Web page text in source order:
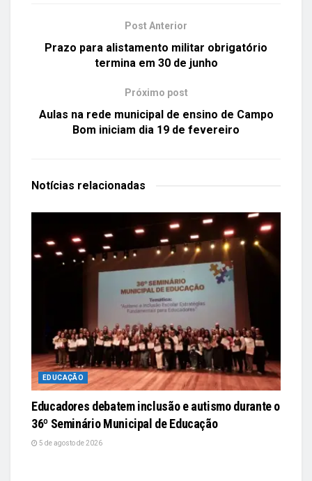
Post Anterior
Prazo para alistamento militar obrigatório
termina em 30 de junho
Próximo post
Aulas na rede municipal de ensino de Campo
Bom iniciam dia 19 de fevereiro
Notícias relacionadas
EDUCAÇÃO
Educadores debatem inclusão e autismo durante o
36º Seminário Municipal de Educação
5 de agosto de 2026